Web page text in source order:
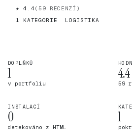
★ 4.4 (59 RECENZÍ)
1 KATEGORIE
LOGISTIKA
DOPLŇKŮ
1
v portfoliu
4.4
59
INSTALACÍ
0
detekováno z HTML
1